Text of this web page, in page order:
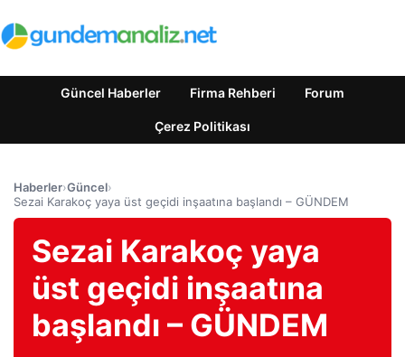
Güncel Haberler Firma Rehberi Forum
Çerez Politikası
Haberler›Güncel›
Sezai Karakoç yaya üst geçidi inşaatına başlandı – GÜNDEM
Sezai Karakoç yaya
üst geçidi inşaatına
başlandı – GÜNDEM